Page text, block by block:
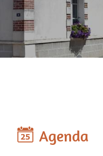
Agenda